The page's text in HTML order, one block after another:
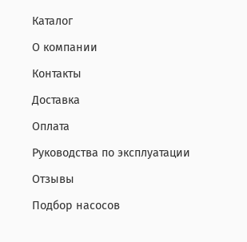
Каталог
О компании
Контакты
Доставка
Оплата
Руководства по эксплуатации
Отзывы
Подбор насосов